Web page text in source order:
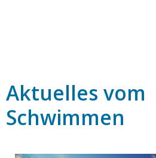
Aktuelles vom
Schwimmen